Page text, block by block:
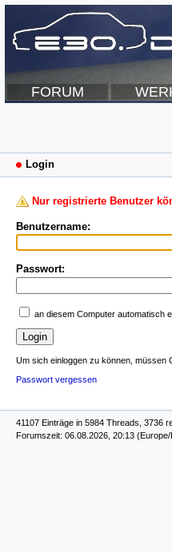
FORUM
Login
Nur registrierte Benutzer
Benutzername:
Passwort:
an diesem Computer automatisch
Um sich einloggen zu können, müssen
Passwort vergessen
41107 Einträge in 5984 Threads, 3736
Forumszeit: 06.08.2026, 20:13 (Europe/